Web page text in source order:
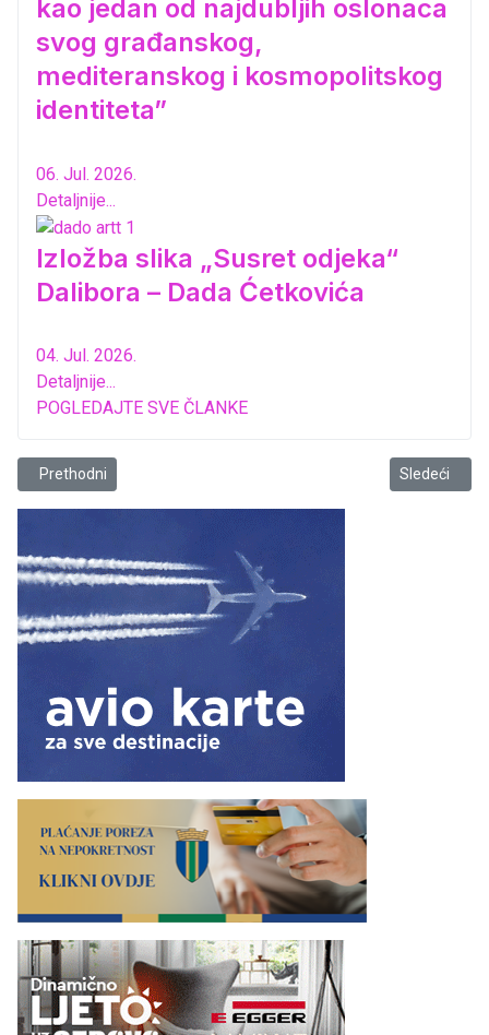
kao jedan od najdubljih oslonaca
svog građanskog,
mediteranskog i kosmopolitskog
identiteta”
06. Jul. 2026.
Detaljnije...
Izložba slika „Susret odjeka“
Dalibora – Dada Ćetkovića
04. Jul. 2026.
Detaljnije...
POGLEDAJTE SVE ČLANKE
Prethodni članak: Prvi Haiku časopis u Crnoj Gori
Prethodni Sledeći
Sledeći